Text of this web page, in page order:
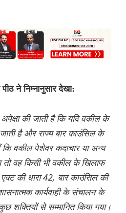
ने निम्नानुसार देखा:
की जाती है कि यदि वकील के
है और राज्य बार काउंसिल के
वकील पेशेवर कदाचार या अन्य
तो वह किसी भी वकील के खिलाफ
की धारा 42, बार काउंसिल की
कार्यवाही के संचालन के
शक्तियों से सम्मानित किया गया।